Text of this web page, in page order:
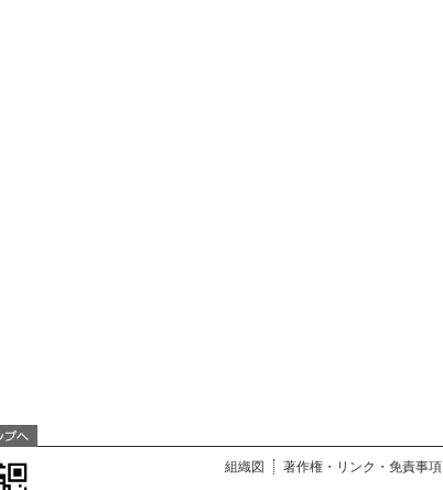
組織図 著作権・リンク・免責事項